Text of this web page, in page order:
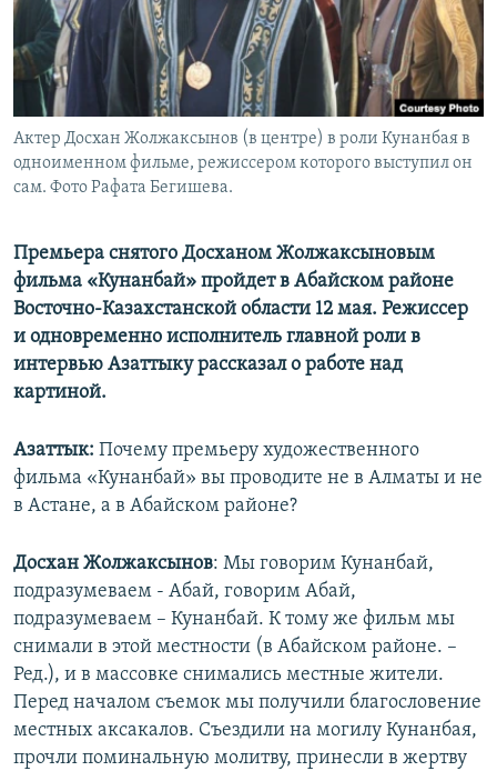
Актер Досхан Жолжаксынов (в центре) в роли Кунанбая в
одноименном фильме, режиссером которого выступил он
сам. Фото Рафата Бегишева.
Премьера снятого Досханом Жолжаксыновым
фильма «Кунанбай» пройдет в Абайском районе
Восточно-Казахстанской области 12 мая. Режиссер
и одновременно исполнитель главной роли в
интервью Азаттыку рассказал о работе над
картиной.
Азаттык: Почему премьеру художественного
фильма «Кунанбай» вы проводите не в Алматы и не
в Астане, а в Абайском районе?
Досхан Жолжаксынов: Мы говорим Кунанбай,
подразумеваем - Абай, говорим Абай,
подразумеваем – Кунанбай. К тому же фильм мы
снимали в этой местности (в Абайском районе. –
Ред.), и в массовке снимались местные жители.
Перед началом съемок мы получили благословение
местных аксакалов. Съездили на могилу Кунанбая,
прочли поминальную молитву, принесли в жертву